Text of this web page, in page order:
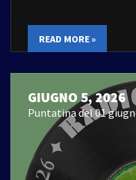
READ MORE »
GIUGNO 5, 2026
Puntatina del 01